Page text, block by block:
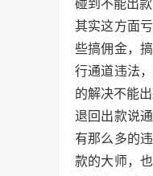
碰到不能出
其实这方面
些搞佣金，
行通道违法
的解决不能
退回出款说
有那么多的
款的大师，